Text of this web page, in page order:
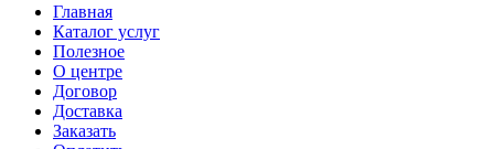
Главная
Каталог услуг
Полезное
О центре
Договор
Доставка
Заказать